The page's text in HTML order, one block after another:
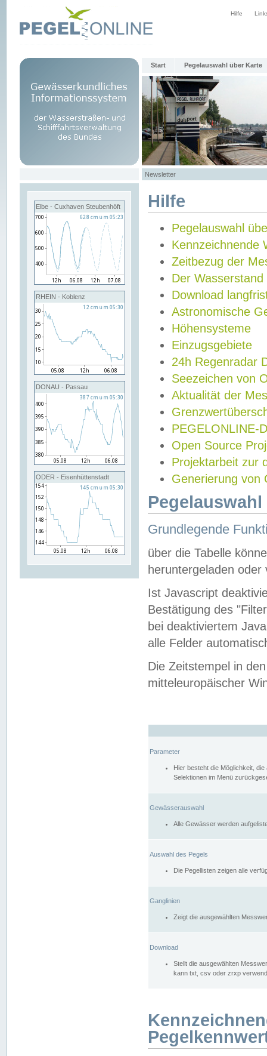
Hilfe
Start Pegelauswahl über Karte
Newsletter
Elbe - Cuxhaven Steubenhöft
RHEIN - Koblenz
DONAU - Passau
ODER - Eisenhüttenstadt
Hilfe
Pegelauswahl
Kennzeichnende
Zeitbezug der
Der Wasserstand
Download
Astronomische
Höhensysteme
Einzugsgebiete
24h Regenradar
Seezeichen von
Aktualität der
PEGELONLINE-
Open Source
Projektarbeit zur
Generierung von
Grundlegende
über die Tabelle
heruntergeladen oder
Ist Javascript
Bestätigung des
bei deaktiviertem
alle Felder
Die Zeitstempel in
mitteleuropäischer
Parameter
Hier besteht die Möglichkeit,
Selektionen im Menü
Gewässerauswahl
Alle Gewässer werden
Auswahl des Pegels
Die Pegellisten zeigen alle
Ganglinien
Zeigt die ausgewählten
Download
Stellt die ausgewählten
kann txt, csv oder zrxp